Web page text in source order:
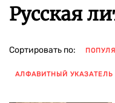
Русская
Сортировать по:
АЛФАВИТНЫЙ УКАЗАТЕЛЬ